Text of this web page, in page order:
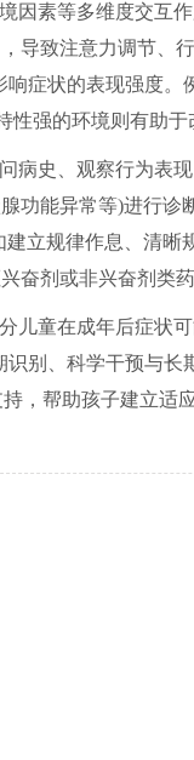
因素等多维度交互
导致注意力调节、
症状的表现强度。
强的环境则有助于
史、观察行为表
功能异常等)进行诊
立规律作息、清晰
奋剂或非兴奋剂类
儿童在成年后症状
别、科学干预与长
，帮助孩子建立适